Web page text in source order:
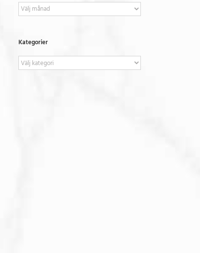
Arkiv
Kategorier
Kategorier